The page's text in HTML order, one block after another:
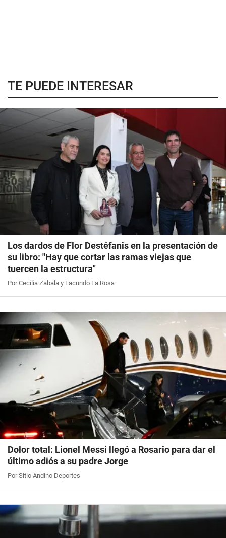
TE PUEDE INTERESAR
Los dardos de Flor Destéfanis en la presentación de
su libro: "Hay que cortar las ramas viejas que
tuercen la estructura"
Por Cecilia Zabala y Facundo La Rosa
Dolor total: Lionel Messi llegó a Rosario para dar el
último adiós a su padre Jorge
Por Sitio Andino Deportes